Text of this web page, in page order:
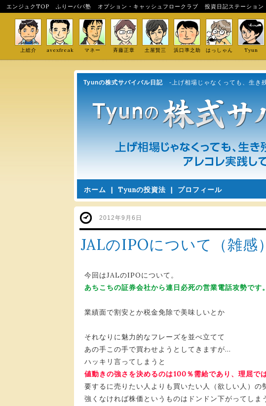
エンジュクTOP ふりーパパ塾 オプション・キャッシュフロークラブ 投資日記ステーション
上総介 avexfreak マネー 斉藤正章 土屋賢三 浜口準之助 はっしゃん Tyun
Tyunの株式サバイバル日記 -上げ相場じゃなくっても、生き
ホーム | Tyunの投資法 | プロフィール
2012年9月6日
JALのIPOについて（雑感）
今回はJALのIPOについて。
あちこちの証券会社から連日必死の営業電話攻勢です。
業績面で割安とか税金免除で美味しいとか
それなりに魅力的なフレーズを並べ立てて
あの手この手で買わせようとしてきますが…
ハッキリ言ってしまうと
値動きの強さを決めるのは100％需給であり、理屈で
要するに売りたい人よりも買いたい人（欲しい人）の
強くなければ株価というものはドンドン下がってしま